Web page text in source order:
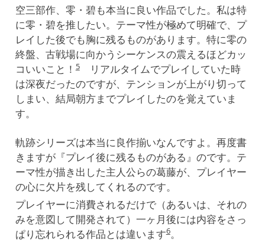
空三部作、零・碧も本当に良い作品でした。私は特
に零・碧を推したい。テーマ性が極めて明確で、プ
レイした後でも胸に残るものがあります。特に零の
終盤、古戦場に向かうシーケンスの震えるほどカッ
コいいこと！5リアルタイムでプレイしていた時
は深夜だったのですが、テンションが上がり切って
しまい、結局朝方までプレイしたのを覚えていま
す。
軌跡シリーズは本当に良作揃いなんですよ。再度書
きますが『プレイ後に残るものがある』のです。テ
ーマ性が描き出した主人公らの葛藤が、プレイヤー
の心に欠片を残してくれるのです。
プレイヤーに消費されるだけで（あるいは、それの
みを意図して開発されて）一ヶ月後には内容をさっ
ぱり忘れられる作品とは違います6。